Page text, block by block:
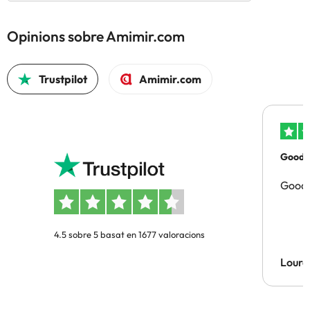
Opinions sobre Amimir.com
Trustpilot Amimir.com
4.5 sobre 5 basat en 1677 valoracions
Good
Good